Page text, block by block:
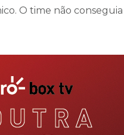
O time não